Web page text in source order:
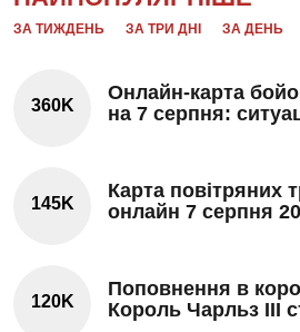
ЗА ТИЖДЕНЬ ЗА ТРИ ДНІ ЗА ДЕНЬ
360K
Онлайн-карта
на 7 серпня:
145K
Карта повітряних
онлайн 7 серпня
120K
Поповнення в
Король Чарльз III